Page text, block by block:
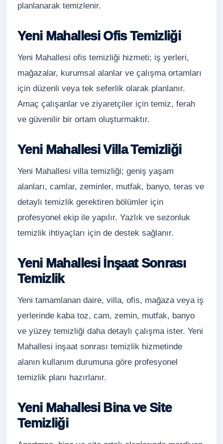
planlanarak temizlenir.
Yeni Mahallesi Ofis Temizliği
Yeni Mahallesi ofis temizliği hizmeti; iş yerleri,
mağazalar, kurumsal alanlar ve çalışma ortamları
için düzenli veya tek seferlik olarak planlanır.
Amaç çalışanlar ve ziyaretçiler için temiz, ferah
ve güvenilir bir ortam oluşturmaktır.
Yeni Mahallesi Villa Temizliği
Yeni Mahallesi villa temizliği; geniş yaşam
alanları, camlar, zeminler, mutfak, banyo, teras ve
detaylı temizlik gerektiren bölümler için
profesyonel ekip ile yapılır. Yazlık ve sezonluk
temizlik ihtiyaçları için de destek sağlanır.
Yeni Mahallesi İnşaat Sonrası
Temizlik
Yeni tamamlanan daire, villa, ofis, mağaza veya iş
yerlerinde kaba toz, cam, zemin, mutfak, banyo
ve yüzey temizliği daha detaylı çalışma ister. Yeni
Mahallesi inşaat sonrası temizlik hizmetinde
alanın kullanım durumuna göre profesyonel
temizlik planı hazırlanır.
Yeni Mahallesi Bina ve Site
Temizliği